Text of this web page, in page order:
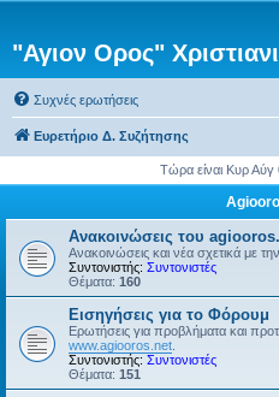
"Αγιον Ορος"
Συχνές ερωτήσεις
Ευρετήριο Δ. Συζήτησης
Τώρα είναι Κυρ
Ανακοινώσεις του
Ανακοινώσεις και νέα σχετικά με
Συντονιστής: Συντονιστές
Θέματα: 160
Εισηγήσεις για το Φόρουμ
Ερωτήσεις για προβλήματα και
www.agiooros.net
Συντονιστής: Συντονιστές
Θέματα: 151